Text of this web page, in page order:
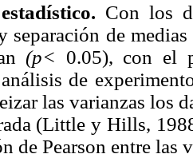
Con los
separación de
(p< 0.05), con el
de
las varianzas los
(Little y Hills,
de Pearson entre las